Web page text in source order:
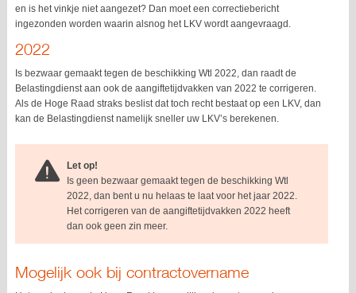
en is het vinkje niet aangezet? Dan moet een correctiebericht
ingezonden worden waarin alsnog het LKV wordt aangevraagd.
2022
Is bezwaar gemaakt tegen de beschikking Wtl 2022, dan raadt de
Belastingdienst aan ook de aangiftetijdvakken van 2022 te corrigeren.
Als de Hoge Raad straks beslist dat toch recht bestaat op een LKV, dan
kan de Belastingdienst namelijk sneller uw LKV’s berekenen.
Let op!
Is geen bezwaar gemaakt tegen de beschikking Wtl
2022, dan bent u nu helaas te laat voor het jaar 2022.
Het corrigeren van de aangiftetijdvakken 2022 heeft
dan ook geen zin meer.
Mogelijk ook bij contractovername